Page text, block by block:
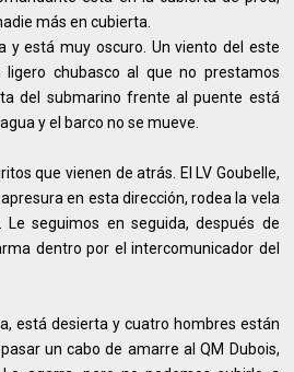
más en cubierta.
y está muy oscuro. Un viento del este
chubasco al que no prestamos
del submarino frente al puente está
y el barco no se mueve.
que vienen de atrás. El LV Goubelle,
en esta dirección, rodea la vela
seguimos en seguida, después de
dentro por el intercomunicador del
está desierta y cuatro hombres están
un cabo de amarre al QM Dubois,